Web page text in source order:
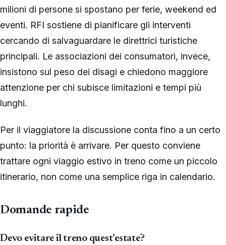
milioni di persone si spostano per ferie, weekend ed
eventi. RFI sostiene di pianificare gli interventi
cercando di salvaguardare le direttrici turistiche
principali. Le associazioni dei consumatori, invece,
insistono sul peso dei disagi e chiedono maggiore
attenzione per chi subisce limitazioni e tempi più
lunghi.
Per il viaggiatore la discussione conta fino a un certo
punto: la priorità è arrivare. Per questo conviene
trattare ogni viaggio estivo in treno come un piccolo
itinerario, non come una semplice riga in calendario.
Domande rapide
Devo evitare il treno quest’estate?